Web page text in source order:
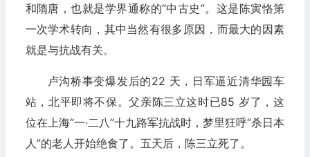
和隋唐，也就是学界通称的“中古史”。这是陈寅恪第
一次学术转向，其中当然有很多原因，而最大的因素
就是与抗战有关。
卢沟桥事变爆发后的22 天，日军逼近清华园车
站，北平即将不保。父亲陈三立这时已85 岁了，这
位在上海“一·二八”十九路军抗战时，梦里狂呼“杀日本
人”的老人开始绝食了。五天后，陈三立死了。